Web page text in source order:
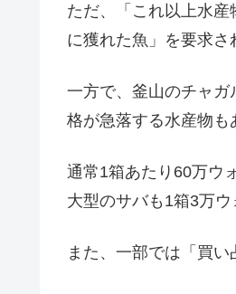
ただ、「これ以上水
に獲れた魚」を要求さ
一方で、釜山のチャ
格が急落する水産物も
通常1箱あたり60万ウ
大型のサバも1箱3万
また、一部では「買